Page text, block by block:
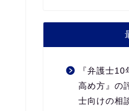
『弁護士
高め方』の
士向けの相